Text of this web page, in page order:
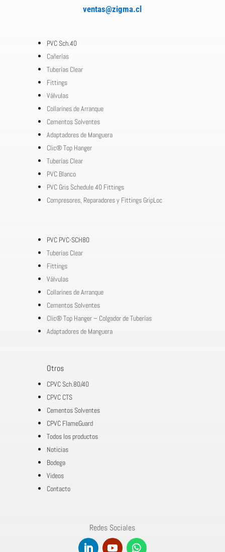
ventas@zigma.cl
PVC Sch.40
Cañerías
Tuberías Clear
Fittings
Válvulas
Collarines de Arranque
Cementos Solventes
Adaptadores de Manguera
Clic® Top Hanger
Tuberías Clear
PVC Blanco
PVC Gris Schedule 40 Fittings
Compresores, Reparadores y Fittings GripLoc
PVC PVC-SCH80
Tuberías Clear
Fittings
Válvulas
Collarines de Arranque
Cementos Solventes
Clic® Top Hanger – Colgador de Tuberías
Adaptadores de Manguera
Otros
CPVC Sch.80/40
CPVC CTS
Cementos Solventes
CPVC FlameGuard
Todos los productos
Noticias
Bodega
Videos
Contacto
Redes Sociales